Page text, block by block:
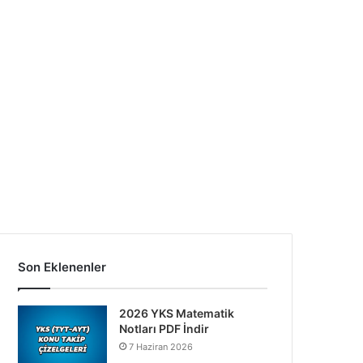
Son Eklenenler
2026 YKS Matematik
Notları PDF İndir
7 Haziran 2026